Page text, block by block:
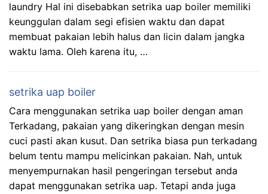
laundry Hal ini disebabkan setrika uap boiler memiliki
keunggulan dalam segi efisien waktu dan dapat
membuat pakaian lebih halus dan licin dalam jangka
waktu lama. Oleh karena itu, …
setrika uap boiler
Cara menggunakan setrika uap boiler dengan aman
Terkadang, pakaian yang dikeringkan dengan mesin
cuci pasti akan kusut. Dan setrika biasa pun terkadang
belum tentu mampu melicinkan pakaian. Nah, untuk
menyempurnakan hasil pengeringan tersebut anda
dapat menggunakan setrika uap. Tetapi anda juga